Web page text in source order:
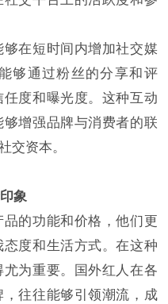
在短时间内增加社交媒
够通过粉丝的分享和评
度和曝光度。这种互动
增强品牌与消费者的联
交资本。
象
的功能和价格，他们更
度和生活方式。在这种
为重要。国外红人在各
往往能够引领潮流，成